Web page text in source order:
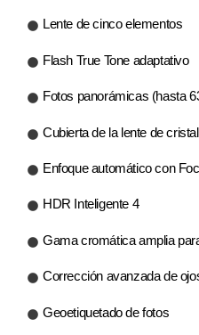
Lente de cinco elementos
Flash True Tone adaptativo
Fotos panorámicas (hasta
Cubierta de la lente de
Enfoque automático con
HDR Inteligente 4
Gama cromática amplia
Corrección avanzada de
Geoetiquetado de fotos